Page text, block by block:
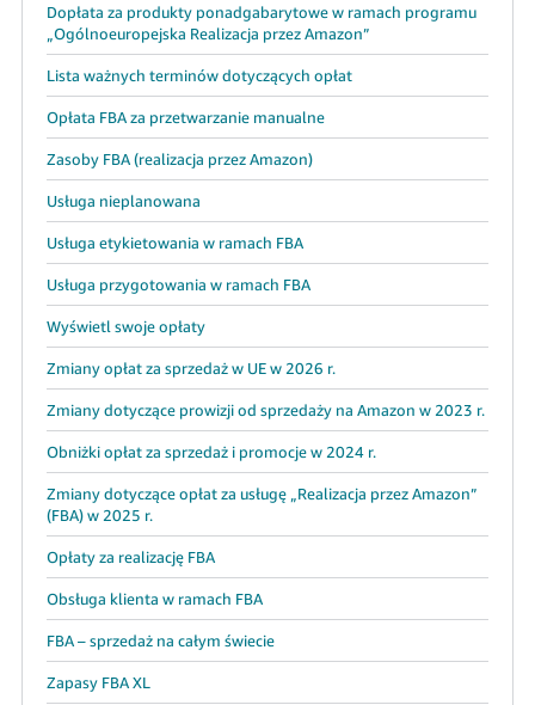
Dopłata za produkty ponadgabarytowe w ramach programu
„Ogólnoeuropejska Realizacja przez Amazon”
Lista ważnych terminów dotyczących opłat
Opłata FBA za przetwarzanie manualne
Zasoby FBA (realizacja przez Amazon)
Usługa nieplanowana
Usługa etykietowania w ramach FBA
Usługa przygotowania w ramach FBA
Wyświetl swoje opłaty
Zmiany opłat za sprzedaż w UE w 2026 r.
Zmiany dotyczące prowizji od sprzedaży na Amazon w 2023 r.
Obniżki opłat za sprzedaż i promocje w 2024 r.
Zmiany dotyczące opłat za usługę „Realizacja przez Amazon”
(FBA) w 2025 r.
Opłaty za realizację FBA
Obsługa klienta w ramach FBA
FBA – sprzedaż na całym świecie
Zapasy FBA XL